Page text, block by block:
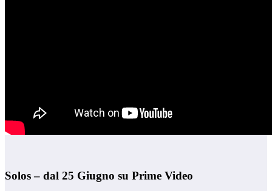
Solos – dal 25 Giugno su Prime Video